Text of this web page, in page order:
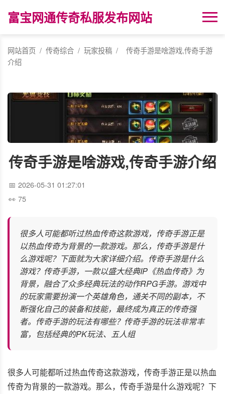
富宝网通传奇私服发布网站
网站首页 / 传奇综合 / 玩家投稿 /
传奇手游是啥游戏,传奇手游
介绍
传奇手游是啥游戏,传奇手游介绍
2026-05-31 01:27:01
75
很多人可能都听过热血传奇这款游戏，传奇手游正是
以热血传奇为背景的一款游戏。那么，传奇手游是什
么游戏呢？下面就为大家详细介绍。传奇手游是什么
游戏？传奇手游，一款以盛大经典IP《热血传奇》为
背景，融合了众多经典玩法的动作RPG手游。游戏中
的玩家需要扮演一个英雄角色，通关不同的副本，不
断强化自己的装备和技能，最终成为真正的传奇强
者。传奇手游的玩法有哪些？传奇手游的玩法非常丰
富，包括经典的PK玩法、五人组
很多人可能都听过热血传奇这款游戏，传奇手游正是以热血
传奇为背景的一款游戏。那么，传奇手游是什么游戏呢？下